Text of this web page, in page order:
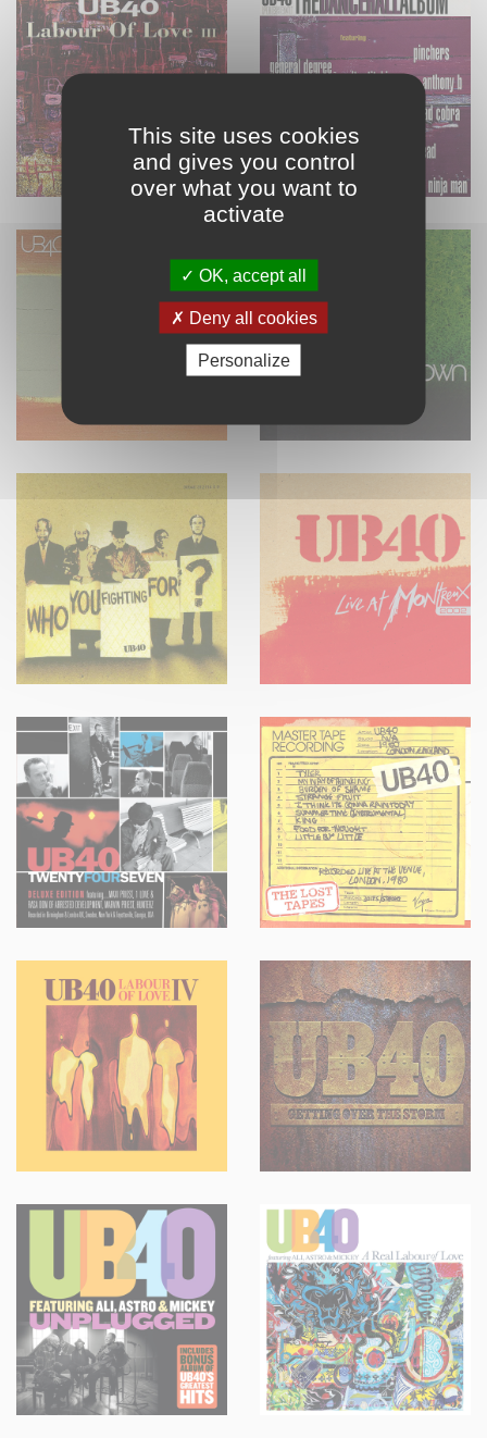
This site uses cookies
and gives you control
over what you want to
activate
OK, accept all
Deny all cookies
Personalize